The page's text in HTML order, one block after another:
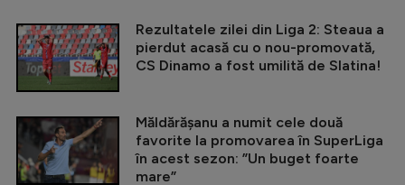
Rezultatele zilei din Liga 2: Steaua a
pierdut acasă cu o nou-promovată,
CS Dinamo a fost umilită de Slatina!
Măldărășanu a numit cele două
favorite la promovarea în SuperLiga
în acest sezon: ”Un buget foarte
mare”